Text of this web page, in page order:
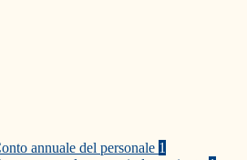
annuale del personale 1